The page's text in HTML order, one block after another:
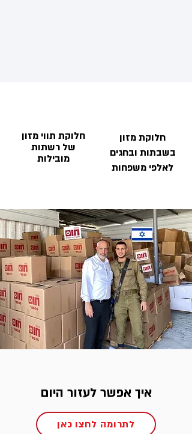
חלוקת תווי מזון
של רשתות
מובילות
חלוקת מזון
בשבתות ובחגים
לאלפי משפחות
איך אפשר לעזור היום
לתרומה לחצו כאן